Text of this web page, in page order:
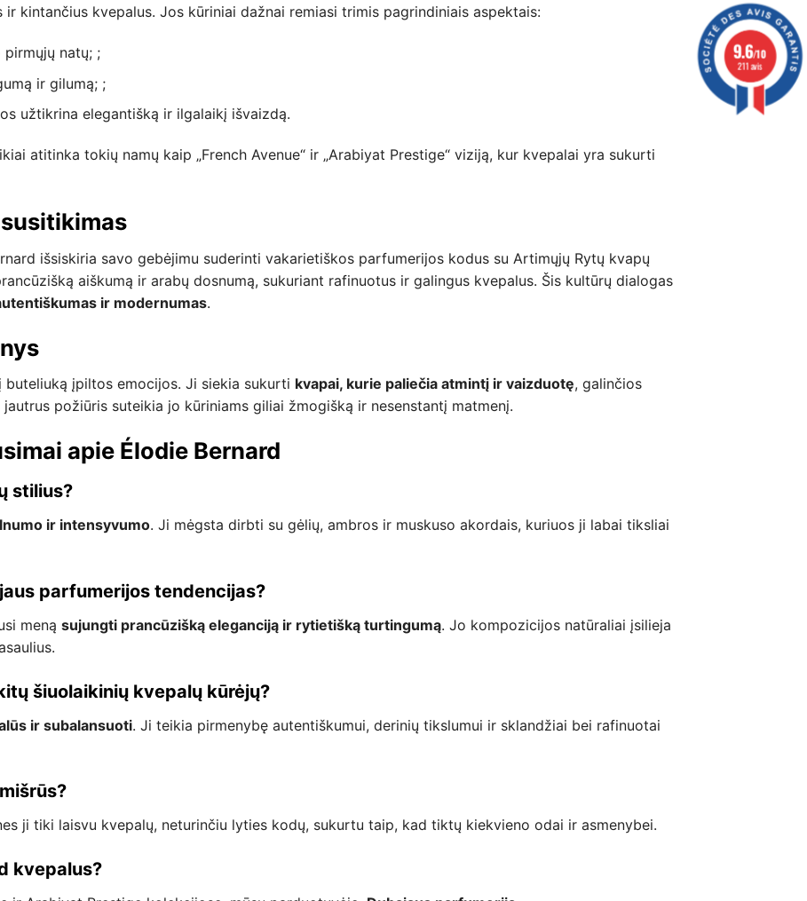
kintančius kvepalus. Jos kūriniai dažnai remiasi trimis pagrindiniais aspektais:
natų; ;
ir gilumą; ;
užtikrina elegantišką ir ilgalaikį išvaizdą.
atitinka tokių namų kaip „French Avenue“ ir „Arabiyat Prestige“ viziją, kur kvepalai yra sukurti
išsiskiria savo gebėjimu suderinti vakarietiškos parfumerijos kodus su Artimųjų Rytų kvapų
aiškumą ir arabų dosnumą, sukuriant rafinuotus ir galingus kvepalus. Šis kultūrų dialogas
ir modernumas.
buteliuką įpiltos emocijos. Ji siekia sukurti kvapai, kurie paliečia atmintį ir vaizduotę, galinčios
požiūris suteikia jo kūriniams giliai žmogišką ir nesenstantį matmenį.
apie Élodie Bernard
stilius?
ir intensyvumo. Ji mėgsta dirbti su gėlių, ambros ir muskuso akordais, kuriuos ji labai tiksliai
parfumerijos tendencijas?
meną sujungti prancūzišką eleganciją ir rytietišką turtingumą. Jo kompozicijos natūraliai įsilieja
šiuolaikinių kvepalų kūrėjų?
ir subalansuoti. Ji teikia pirmenybę autentiškumui, derinių tikslumui ir sklandžiai bei rafinuotai
ji tiki laisvu kvepalų, neturinčiu lyties kodų, sukurtu taip, kad tiktų kiekvieno odai ir asmenybei.
kvepalus?
9.6/10
211 avis